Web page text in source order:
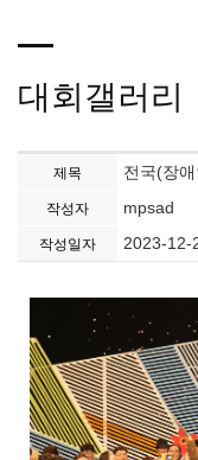
대회갤러리
제목 전국(장
작성자 mpsad
작성일자 2023-12-